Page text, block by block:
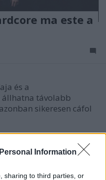
Information
sharing to third parties, or
ma este a
és a
távolabb
sikeresen cáfol